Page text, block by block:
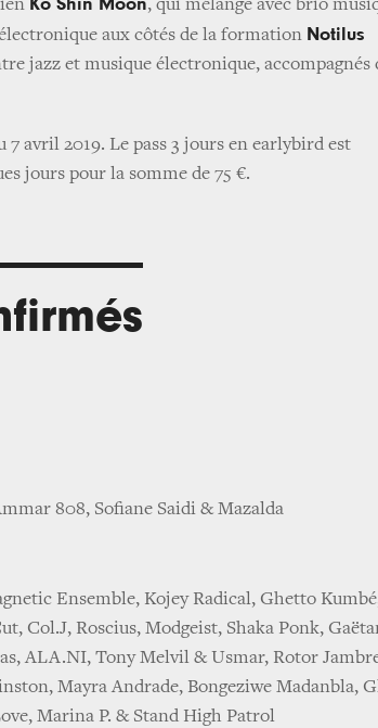
Ko Shin Moon, qui mélange avec brio
aux côtés de la formation Notilus
jazz et musique électronique, accompagnés
7 avril 2019. Le pass 3 jours en earlybird est
jours pour la somme de 75 €.
808, Sofiane Saidi & Mazalda
Ensemble, Kojey Radical, Ghetto
Col.J, Roscius, Modgeist, Shaka Ponk,
ALA.NI, Tony Melvil & Usmar, Rotor
Mayra Andrade, Bongeziwe Madanbla,
Marina P. & Stand High Patrol